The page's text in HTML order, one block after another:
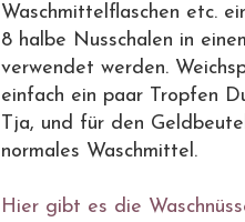
Waschmittelflaschen etc.
8 halbe Nusschalen in
verwendet werden.
einfach ein paar Tropfen
Tja, und für den
normales Waschmittel.
Hier gibt es die